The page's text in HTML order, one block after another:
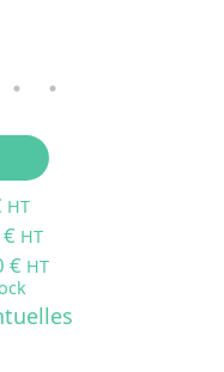
HT
HT
€ HT